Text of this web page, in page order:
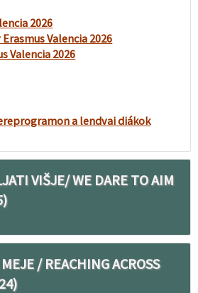
2026
Valencia 2026
Valencia 2026
a lendvai diákok
VIŠJE/ WE DARE TO AIM
/ REACHING ACROSS